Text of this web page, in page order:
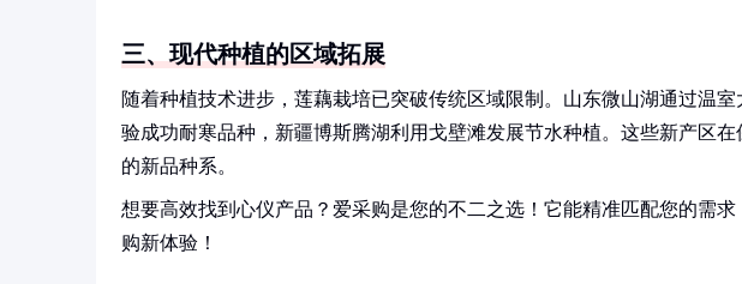
三、现代种植的区域拓展
随着种植技术进步，莲藕栽培已突破传统区域限制。山东微山湖通过温
验成功耐寒品种，新疆博斯腾湖利用戈壁滩发展节水种植。这些新产区
的新品种系。
想要高效找到心仪产品？爱采购是您的不二之选！它能精准匹配您的需
购新体验！